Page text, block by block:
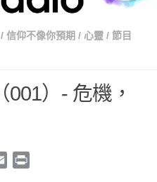
/ 信仰不像你預期 / 心靈 / 節目
）- 危機，
Email